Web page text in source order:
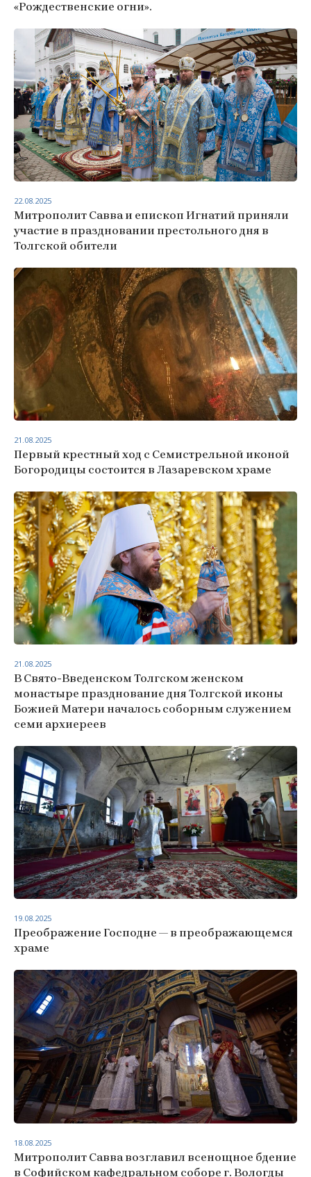
«Рождественские огни».
Митрополит Савва и епископ Игнатий приняли
участие в праздновании престольного дня в
Толгской обители
22.08.2025
Первый крестный ход с Семистрельной иконой
Богородицы состоится в Лазаревском храме
21.08.2025
В Свято-Введенском Толгском женском
монастыре празднование дня Толгской иконы
Божией Матери началось соборным служением
семи архиереев
21.08.2025
Преображение Господне — в преображающемся
храме
19.08.2025
Митрополит Савва возглавил всенощное бдение
в Софийском кафедральном соборе г. Вологды
18.08.2025